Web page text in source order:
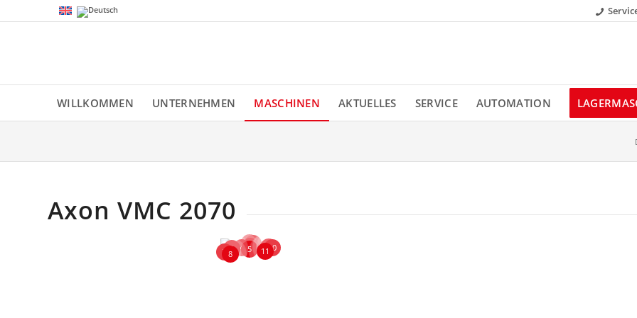
WILLKOMMEN UNTERNEHMEN MASCHINEN AKTUELLES SERVICE AUTOMATION
Axon VMC 2070
12
3
4 5
6
7 8
910
11